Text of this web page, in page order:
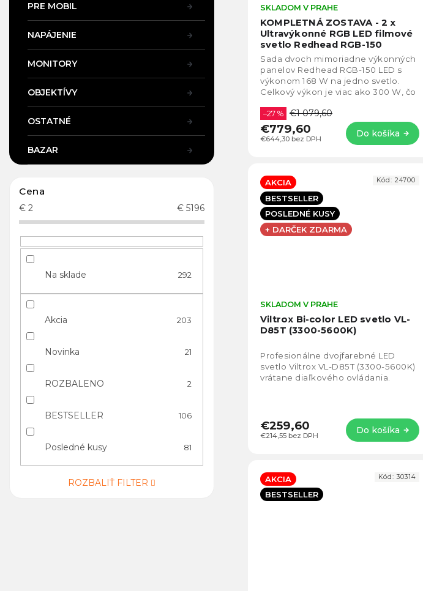
Cena
€ 2 € 5196
Na sklade 292
Akcia 203
Novinka 21
ROZBALENO 2
BESTSELLER 106
Posledné kusy 81
ROZBALIŤ FILTER
PRE MOBIL
NAPÁJENIE
MONITORY
OBJEKTÍVY
OSTATNÉ
BAZAR
KOMPLETNÁ ZOSTAVA - 2 x
Ultravýkonné RGB LED filmové
svetlo Redhead RGB-150
SKLADOM V PRAHE
€644,30 bez DPH
–27 % €1 079,60
€779,60 Do košíka
Sada dvoch mimoriadne výkonných
panelov Redhead RGB-150 LED s
výkonom 168 W na jedno svetlo.
Celkový výkon je viac ako 300 W, čo
videoklipov a...
AKCIA
BESTSELLER
POSLEDNÉ KUSY
+ DARČEK ZDARMA
Viltrox Bi-color LED svetlo VL-
D85T (3300-5600K)
SKLADOM V PRAHE
€214,55 bez DPH
€259,60 Do košíka
Profesionálne dvojfarebné LED
svetlo Viltrox VL-D85T (3300-5600K)
vrátane diaľkového ovládania.
Kód: 24700
AKCIA
BESTSELLER
Kód:30314